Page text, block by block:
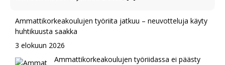
Ammattikorkeakoulujen työriita jatkuu – neuvotteluja käyty
huhtikuusta saakka
3 elokuun 2026
Ammattikorkeakoulujen työriidassa ei päästy